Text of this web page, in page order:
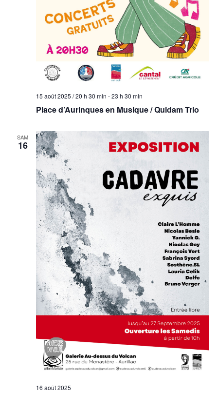
Place d’Aurinques en Musique / Quidam Trio
15 août 2025 / 20 h 30 min -23 h 30 min
SAM
16
16 août 2025